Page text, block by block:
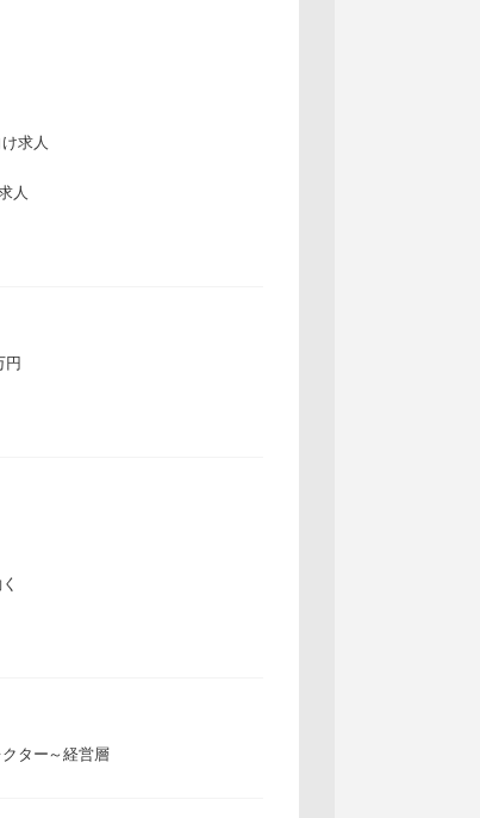
求人
人
円
ター～経営層